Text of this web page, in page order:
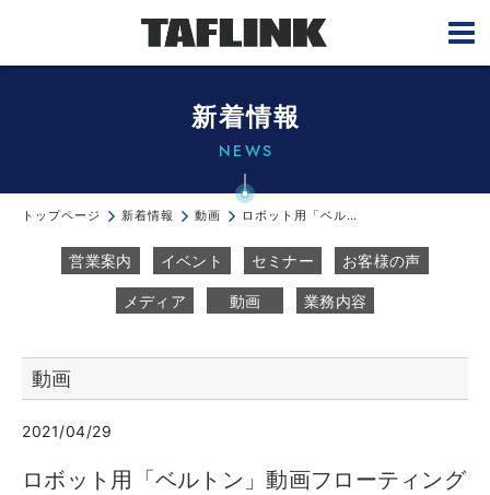
新着情報
NEWS
トップページ 新着情報 動画 ロボット用「ベルトン」動画フローティング機構(NITTO KOHKI JP...
営業案内 イベント セミナー お客様の声
メディア 動画 業務内容
動画
2021/04/29
ロボット用「ベルトン」動画フローティング